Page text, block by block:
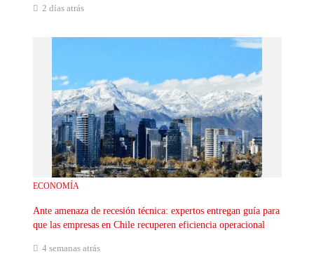
2 días atrás
ECONOMÍA
Ante amenaza de recesión técnica: expertos entregan guía para
que las empresas en Chile recuperen eficiencia operacional
4 semanas atrás